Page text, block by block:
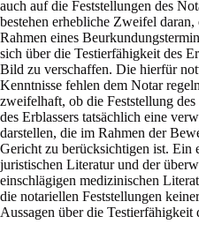
auch auf die Feststellungen des
bestehen erhebliche Zweifel
Rahmen eines
sich über die Testierfähigkeit des
Bild zu verschaffen. Die hierfür
Kenntnisse fehlen dem Notar
zweifelhaft, ob die Feststellung
des Erblassers tatsächlich eine
darstellen, die im Rahmen der
Gericht zu berücksichtigen ist. Ein
juristischen Literatur und der
einschlägigen medizinischen
die notariellen Feststellungen
Aussagen über die Testierfähigkeit